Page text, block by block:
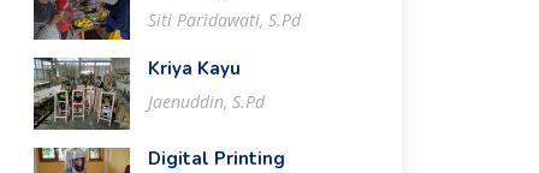
Siti Paridawati, S.Pd
Kriya Kayu
Jaenuddin, S.Pd
Digital Printing